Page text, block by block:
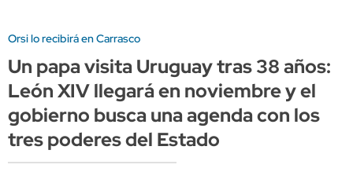
Orsi lo recibirá en Carrasco
Un papa visita Uruguay tras 38 años:
León XIV llegará en noviembre y el
gobierno busca una agenda con los
tres poderes del Estado